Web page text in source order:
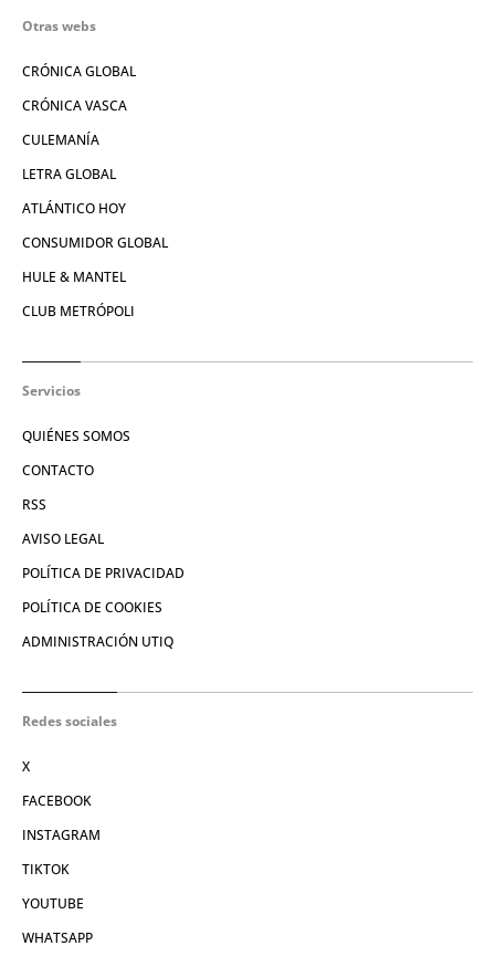
Otras webs
CRÓNICA GLOBAL
CRÓNICA VASCA
CULEMANÍA
LETRA GLOBAL
ATLÁNTICO HOY
CONSUMIDOR GLOBAL
HULE & MANTEL
CLUB METRÓPOLI
Servicios
QUIÉNES SOMOS
CONTACTO
RSS
AVISO LEGAL
POLÍTICA DE PRIVACIDAD
POLÍTICA DE COOKIES
ADMINISTRACIÓN UTIQ
Redes sociales
X
FACEBOOK
INSTAGRAM
TIKTOK
YOUTUBE
WHATSAPP